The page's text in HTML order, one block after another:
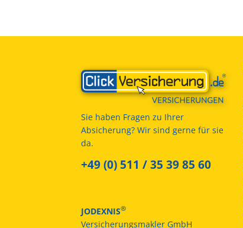
Sie haben Fragen zu Ihrer
Absicherung? Wir sind gerne für sie
da.
+49 (0) 511 / 35 39 85 60
JODEXNIS®
Versicherungsmakler GmbH